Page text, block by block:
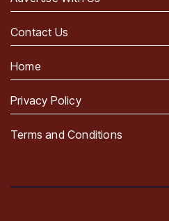
Contact Us
Home
Privacy Policy
Terms and Conditions